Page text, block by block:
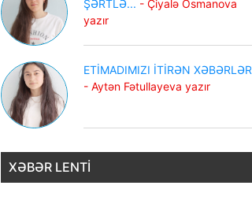
ŞƏRTLƏ... - Çiyalə Osmanova
yazır
ETİMADIMIZI İTİRƏN XƏBƏRLƏR
- Aytən Fətullayeva yazır
XƏBƏR LENTI